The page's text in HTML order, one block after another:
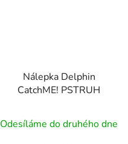
Nálepka Delphin
CatchME! PSTRUH
Odesíláme do druhého dne